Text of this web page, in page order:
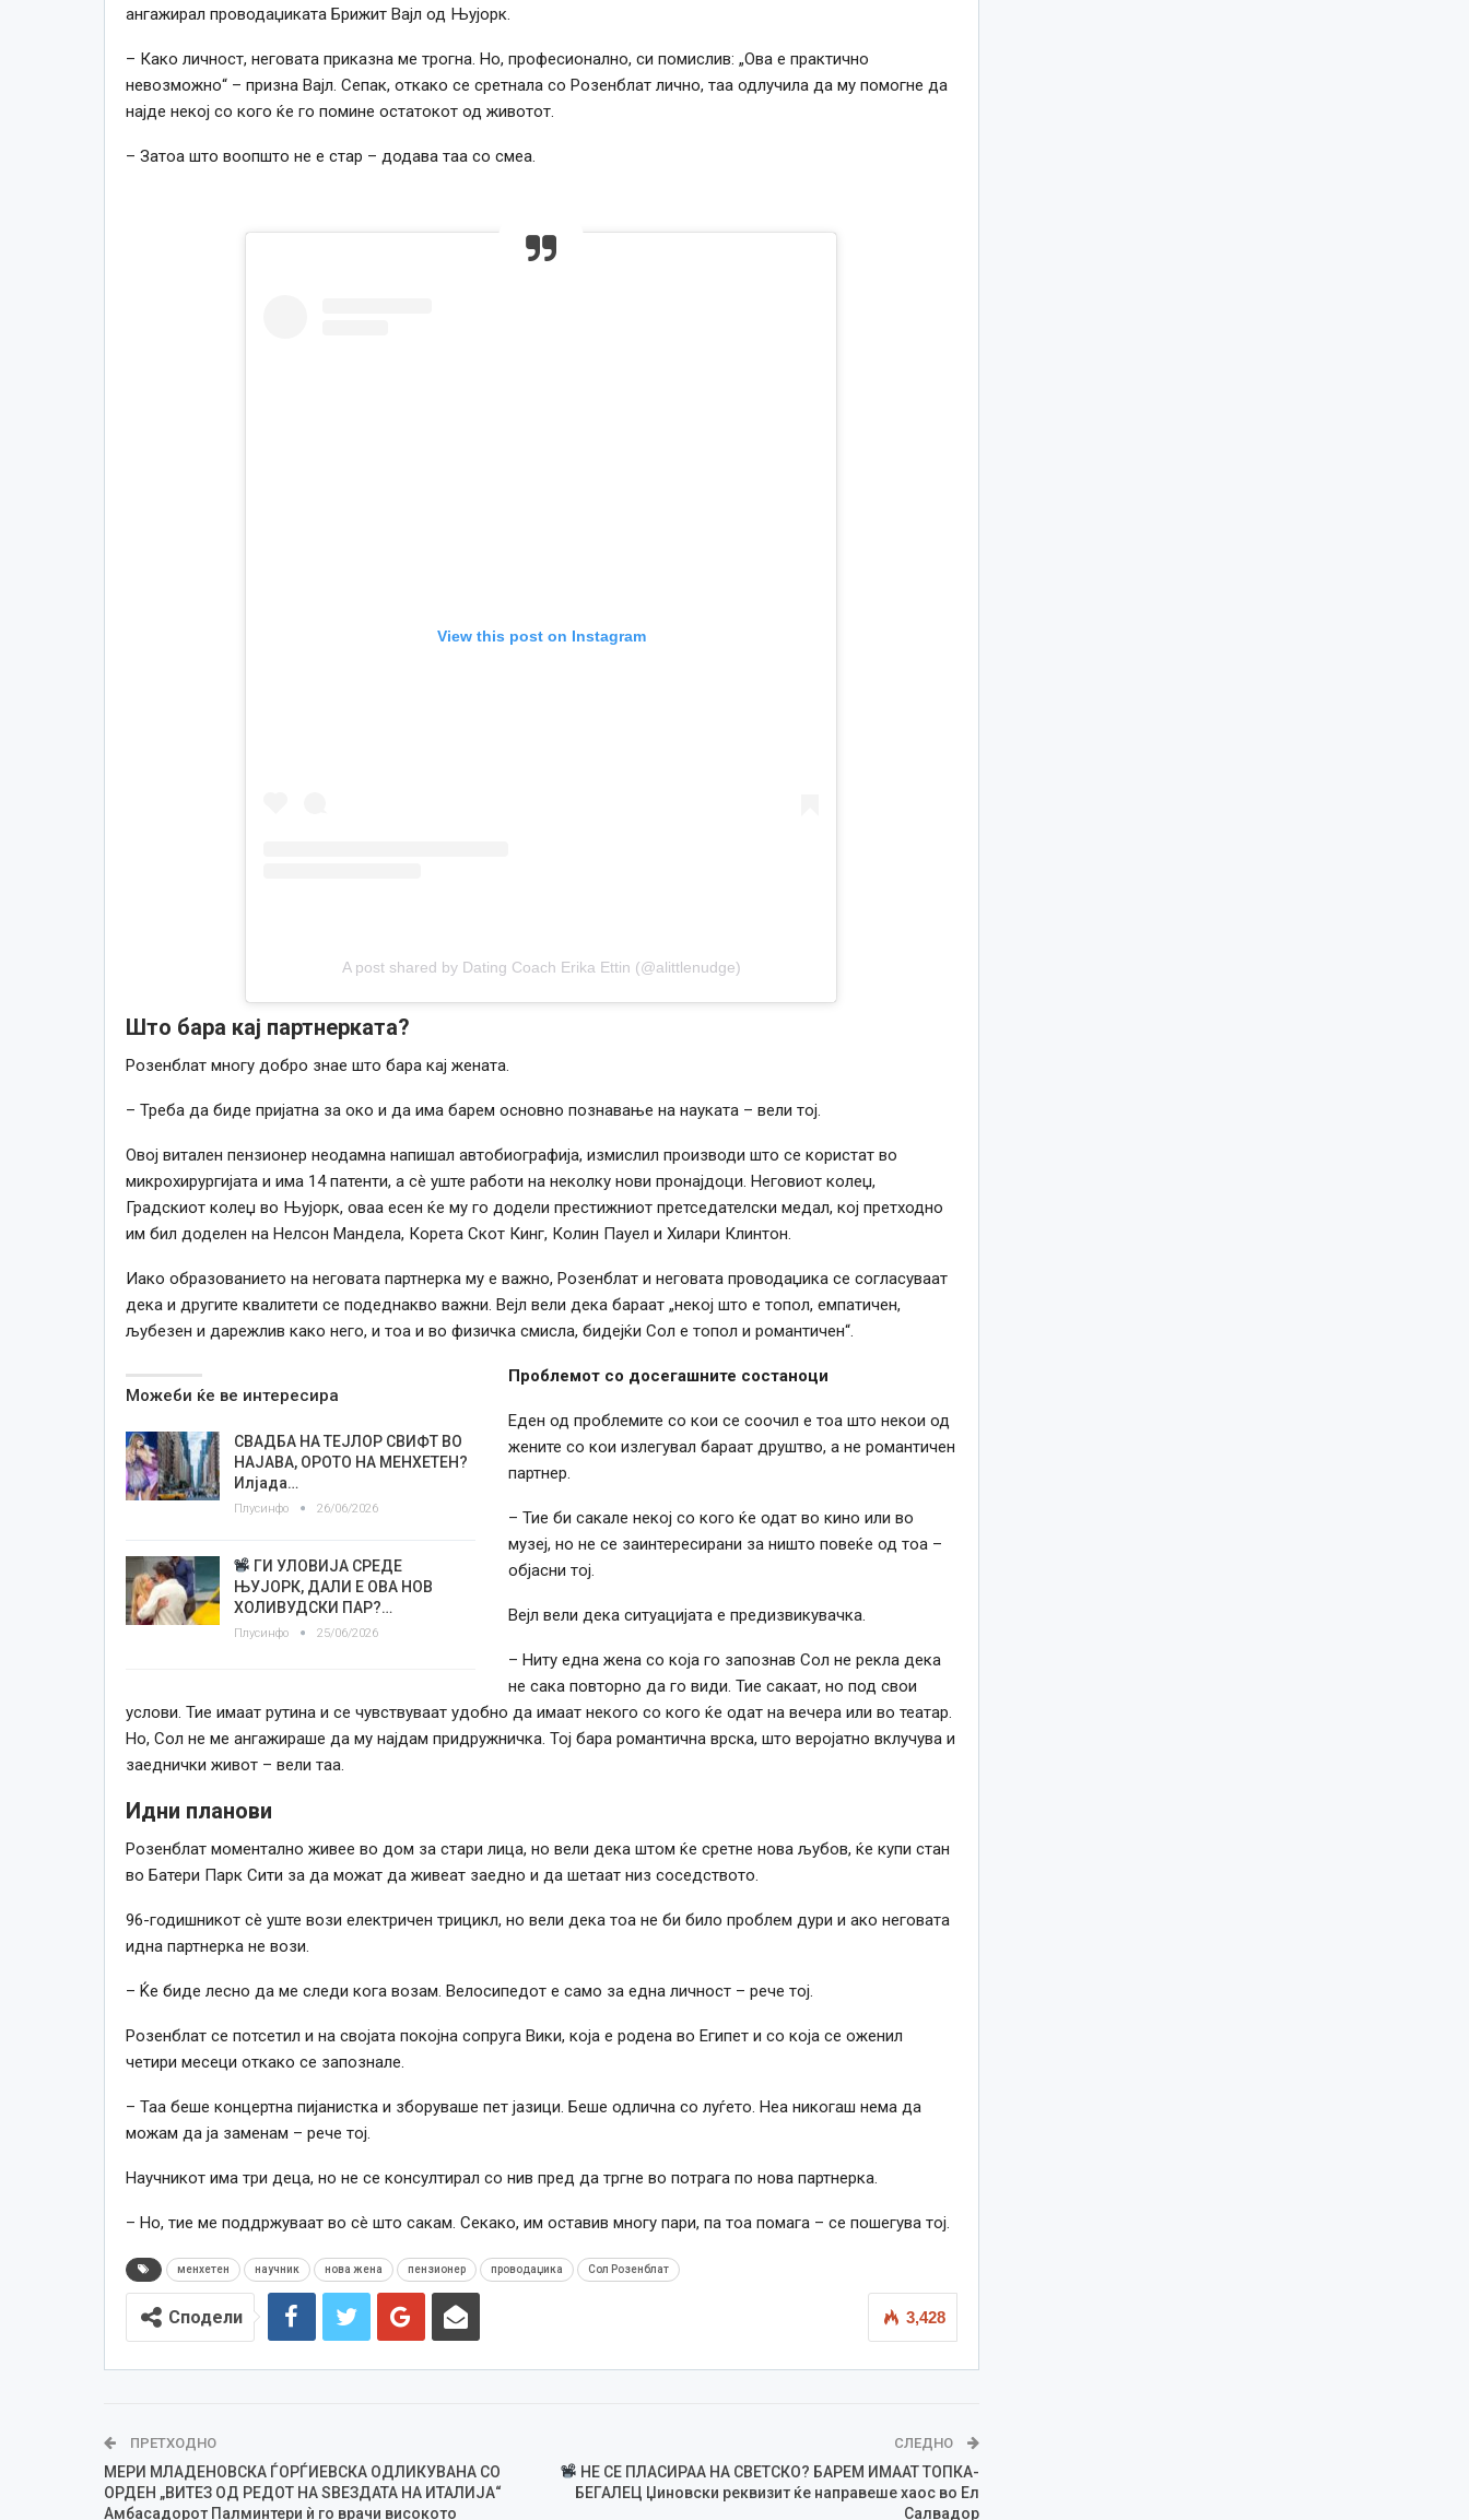
ангажирал проводаџиката Брижит Вајл од Њујорк.
– Како личност, неговата приказна ме трогна. Но, професионално, си помислив: „Ова е практично
невозможно“ – призна Вајл. Сепак, откако се сретнала со Розенблат лично, таа одлучила да му помогне да
најде некој со кого ќе го помине остатокот од животот.
– Затоа што воопшто не е стар – додава таа со смеа.
View this post on Instagram
A post shared by Dating Coach Erika Ettin (@alittlenudge)
Што бара кај партнерката?
Розенблат многу добро знае што бара кај жената.
– Треба да биде пријатна за око и да има барем основно познавање на науката – вели тој.
Овој витален пензионер неодамна напишал автобиографија, измислил производи што се користат во
микрохирургијата и има 14 патенти, а сè уште работи на неколку нови пронајдоци. Неговиот колеџ,
Градскиот колеџ во Њујорк, оваа есен ќе му го додели престижниот претседателски медал, кој претходно
им бил доделен на Нелсон Мандела, Корета Скот Кинг, Колин Пауел и Хилари Клинтон.
Иако образованието на неговата партнерка му е важно, Розенблат и неговата проводаџика се согласуваат
дека и другите квалитети се подеднакво важни. Вејл вели дека бараат „некој што е топол, емпатичен,
љубезен и дарежлив како него, и тоа и во физичка смисла, бидејќи Сол е топол и романтичен“.
Можеби ќе ве интересира
СВАДБА НА ТЕЈЛОР СВИФТ ВО
НАЈАВА, OРОТО НА МЕНХЕТЕН?
Илјада…
Плусинфо 26/06/2026
ГИ УЛОВИЈА СРЕДЕ
ЊУЈОРК, ДАЛИ Е ОВА НОВ
ХОЛИВУДСКИ ПАР?…
Плусинфо 25/06/2026
Проблемот со досегашните состаноци
Еден од проблемите со кои се соочил е тоа што некои од
жените со кои излегувал бараат друштво, а не романтичен
партнер.
– Тие би сакале некој со кого ќе одат во кино или во
музеј, но не се заинтересирани за ништо повеќе од тоа –
објасни тој.
Вејл вели дека ситуацијата е предизвикувачка.
– Ниту една жена со која го запознав Сол не рекла дека
не сака повторно да го види. Тие сакаат, но под свои
услови. Тие имаат рутина и се чувствуваат удобно да имаат некого со кого ќе одат на вечера или во театар.
Но, Сол не ме ангажираше да му најдам придружничка. Тој бара романтична врска, што веројатно вклучува и
заеднички живот – вели таа.
Идни планови
Розенблат моментално живее во дом за стари лица, но вели дека штом ќе сретне нова љубов, ќе купи стан
во Батери Парк Сити за да можат да живеат заедно и да шетаат низ соседството.
96-годишникот сè уште вози електричен трицикл, но вели дека тоа не би било проблем дури и ако неговата
идна партнерка не вози.
– Ќе биде лесно да ме следи кога возам. Велосипедот е само за една личност – рече тој.
Розенблат се потсетил и на својата покојна сопруга Вики, која е родена во Египет и со која се оженил
четири месеци откако се запознале.
– Таа беше концертна пијанистка и зборуваше пет јазици. Беше одлична со луѓето. Неа никогаш нема да
можам да ја заменам – рече тој.
Научникот има три деца, но не се консултирал со нив пред да тргне во потрага по нова партнерка.
– Но, тие ме поддржуваат во сè што сакам. Секако, им оставив многу пари, па тоа помага – се пошегува тој.
менхетен научник нова жена пензионер проводаџика Сол Розенблат
3,428
Сподели
ПРЕТХОДНО
МЕРИ МЛАДЕНОВСКА ЃОРЃИЕВСКА ОДЛИКУВАНА СО
ОРДЕН „ВИТЕЗ ОД РЕДОТ НА ЅВЕЗДАТА НА ИТАЛИЈА“
Амбасадорот Палминтери ѝ го врачи високото
СЛЕДНО
НЕ СЕ ПЛАСИРАА НА СВЕТСКО? БАРЕМ ИМААТ ТОПКА-
БЕГАЛЕЦ Џиновски реквизит ќе направеше хаос во Ел
Салвадор